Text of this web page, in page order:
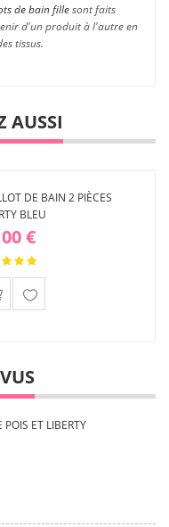
de bain fillesont faits
d'un produit à l'autre en
tissus.
AUSSI
DE BAIN 2 PIÈCES
BLEU
€
d'envies
POIS ET LIBERTY